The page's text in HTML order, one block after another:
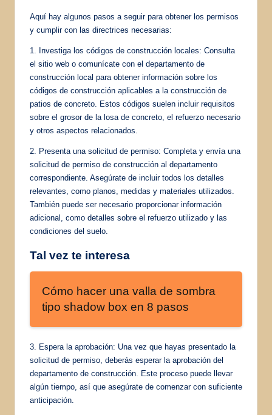
Aquí hay algunos pasos a seguir para obtener los permisos
y cumplir con las directrices necesarias:
1. Investiga los códigos de construcción locales: Consulta
el sitio web o comunícate con el departamento de
construcción local para obtener información sobre los
códigos de construcción aplicables a la construcción de
patios de concreto. Estos códigos suelen incluir requisitos
sobre el grosor de la losa de concreto, el refuerzo necesario
y otros aspectos relacionados.
2. Presenta una solicitud de permiso: Completa y envía una
solicitud de permiso de construcción al departamento
correspondiente. Asegúrate de incluir todos los detalles
relevantes, como planos, medidas y materiales utilizados.
También puede ser necesario proporcionar información
adicional, como detalles sobre el refuerzo utilizado y las
condiciones del suelo.
Tal vez te interesa
Cómo hacer una valla de sombra
tipo shadow box en 8 pasos
3. Espera la aprobación: Una vez que hayas presentado la
solicitud de permiso, deberás esperar la aprobación del
departamento de construcción. Este proceso puede llevar
algún tiempo, así que asegúrate de comenzar con suficiente
anticipación.